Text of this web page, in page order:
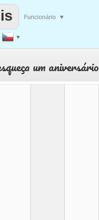
▼
Funcionário ▼
um aniversário